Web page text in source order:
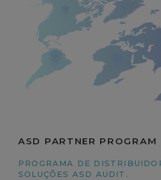
ASD PARTNER PROGRAM
PROGRAMA DE
SOLUÇÕES ASD AUDIT.